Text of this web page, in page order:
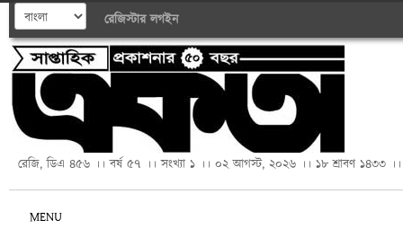
রেজিস্টার লগইন
রেজি, ডিএ ৪৫৬ ।। বর্ষ ৫৭ ।। সংখ্যা ১ ।। ০২ আগস্ট, ২০২৬ ।। ১৮ শ্রাবণ ১৪৩৩ ।।
MENU